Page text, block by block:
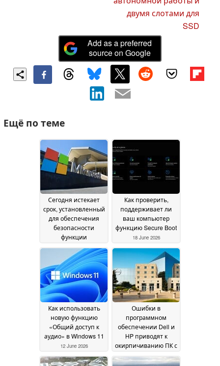
двумя слотами для
SSD
Add as a preferred
source on Google
Ещё по теме
Сегодня истекает
срок, установленный
для обеспечения
безопасности
функции
загрузка» (Secure
Boot) в Windows24
June 2026
Как проверить,
поддерживает ли
ваш компьютер
функцию Secure Boot
18 June 2026
Как использовать
новую функцию
«Общий доступ к
аудио» в Windows 11
12 June 2026
Ошибки в
программном
обеспечении Dell и
HP приводят к
окирпичиванию ПК с
09 June 2026